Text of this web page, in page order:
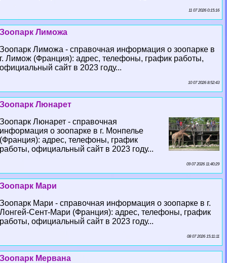
11 07 2026 0:15:16
Зоопарк Лиможа
Зоопарк Лиможа - справочная информация о зоопарке в
г. Лимож (Франция): адрес, телефоны, график работы,
официальный сайт в 2023 году...
10 07 2026 8:52:43
Зоопарк Люнарет
Зоопарк Люнарет - справочная
информация о зоопарке в г. Монпелье
(Франция): адрес, телефоны, график
работы, официальный сайт в 2023 году...
09 07 2026 11:40:29
Зоопарк Мари
Зоопарк Мари - справочная информация о зоопарке в г.
Лонгeй-Сент-Мари (Франция): адрес, телефоны, график
работы, официальный сайт в 2023 году...
08 07 2026 15:11:11
Зоопарк Мервана